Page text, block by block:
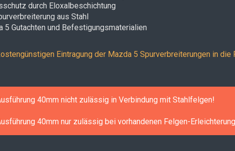
durch Eloxalbeschichtung
aus Stahl
Gutachten und Befestigungsmaterialien
Eintragung der Mazda 5 Spurverbreiterungen in die
40mm nicht zulässig in Verbindung mit Stahlfelgen!
40mm nur zulässig bei vorhandenen Felgen-